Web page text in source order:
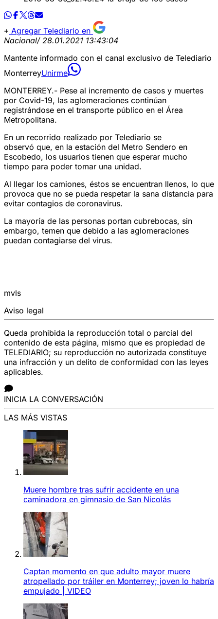
Agregar Telediario en
Nacional/ 28.01.2021 13:43:04
Mantente informado con el canal exclusivo de Telediario
MonterreyUnirme
MONTERREY.- Pese al incremento de casos y muertes
por Covid-19, las aglomeraciones continúan
registrándose en el transporte público en el Área
Metropolitana.
En un recorrido realizado por Telediario se
observó que, en la estación del Metro Sendero en
Escobedo, los usuarios tienen que esperar mucho
tiempo para poder tomar una unidad.
Al llegar los camiones, éstos se encuentran llenos, lo que
provoca que no se pueda respetar la sana distancia para
evitar contagios de coronavirus.
La mayoría de las personas portan cubrebocas, sin
embargo, temen que debido a las aglomeraciones
puedan contagiarse del virus.
mvls
Aviso legal
Queda prohibida la reproducción total o parcial del
contenido de esta página, mismo que es propiedad de
TELEDIARIO; su reproducción no autorizada constituye
una infracción y un delito de conformidad con las leyes
aplicables.
INICIA LA CONVERSACIÓN
LAS MÁS VISTAS
Muere hombre tras sufrir accidente en una
caminadora en gimnasio de San Nicolás
Captan momento en que adulto mayor muere
atropellado por tráiler en Monterrey; joven lo habría
empujado | VIDEO